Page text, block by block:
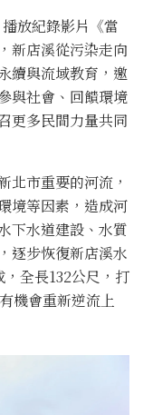
放紀錄影片《當
新店溪從污染走向
續與流域教育，邀
與社會、回饋環境
更多民間力量共同
北市重要的河流，
境等因素，造成河
下水道建設、水質
逐步恢復新店溪水
全長132公尺，打
機會重新逆流上